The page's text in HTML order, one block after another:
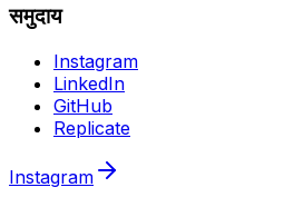
समुदाय
Instagram
LinkedIn
GitHub
Replicate
Instagram